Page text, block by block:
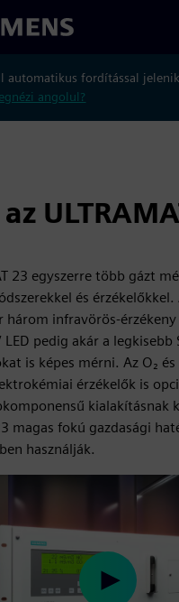
automatikus fordítással
angolul?
23 egyszerre több gázt
és
három infravörös-érzékeny
pedig akár a legkisebb
is képes mérni. Az O₂ és
érzékelők is
kialakításnak
magas fokú gazdasági
használják.
Play